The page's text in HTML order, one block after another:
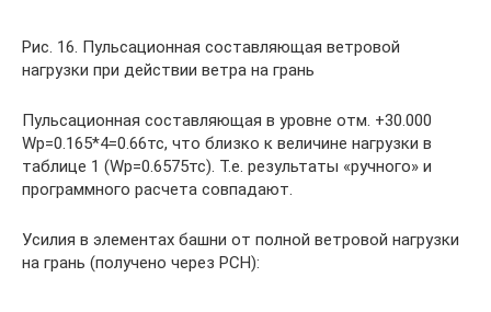
Рис. 16. Пульсационная составляющая ветровой
нагрузки при действии ветра на грань
Пульсационная составляющая в уровне отм. +30.000
Wp=0.165*4=0.66тс, что близко к величине нагрузки в
таблице 1 (Wp=0.6575тс). Т.е. результаты «ручного» и
программного расчета совпадают.
Усилия в элементах башни от полной ветровой нагрузки
на грань (получено через РСН):